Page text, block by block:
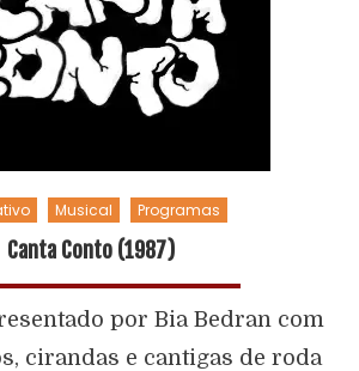
Musical Programas
Canta Conto (1987)
por Bia Bedran com
cirandas e cantigas de roda